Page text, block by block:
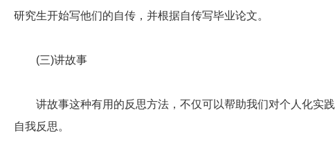
研究生开始写他们的自传，并根据自传写毕业论文。
(三)讲故事
讲故事这种有用的反思方法，不仅可以帮助我们对个人化实
自我反思。